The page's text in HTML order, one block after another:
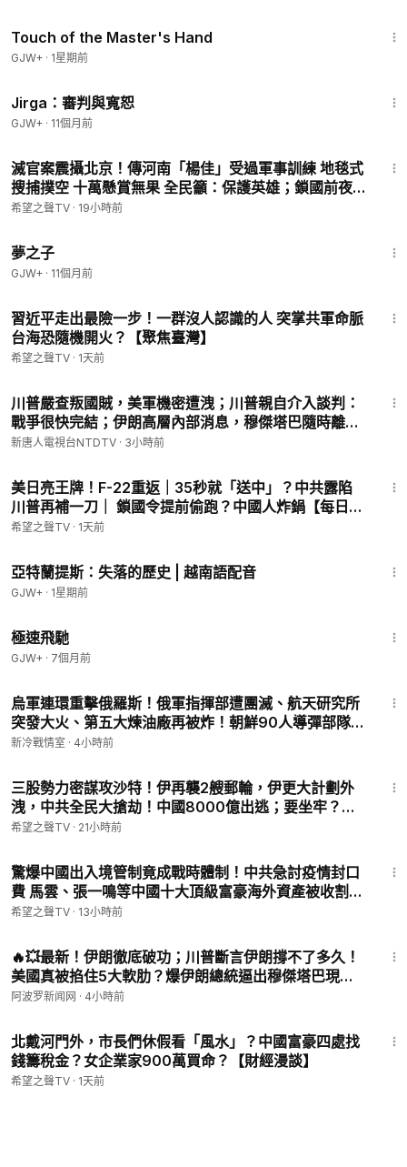
Touch of the Master's Hand
GJW+ · 1星期前
Jirga：審判與寬恕
GJW+ · 11個月前
滅官案震攝北京！傳河南「楊佳」受過軍事訓練 地毯式
搜捕撲空 十萬懸賞無果 全民籲：保護英雄；鎖國前夜大
震盪！驚傳港200高官被拿下 200人逃亡【全球視野】
希望之聲TV · 19小時前
夢之子
GJW+ · 11個月前
習近平走出最險一步！一群沒人認識的人 突掌共軍命脈
台海恐隨機開火？【聚焦臺灣】
希望之聲TV · 1天前
川普嚴查叛國賊，美軍機密遭洩；川普親自介入談判：
戰爭很快完結；伊朗高層內部消息，穆傑塔巴隨時離
世；赴美生子路斷；中製路由器後門，每35秒「送中」
新唐人電視台NTDTV · 3小時前
美日亮王牌！F-22重返｜35秒就「送中」？中共露陷
川普再補一刀｜ 鎖國令提前偷跑？中國人炸鍋【每日頭
條】
希望之聲TV · 1天前
亞特蘭提斯：失落的歷史 | 越南語配音
GJW+ · 1星期前
極速飛馳
GJW+ · 7個月前
烏軍連環重擊俄羅斯！俄軍指揮部遭團滅、航天研究所
突發大火、第五大煉油廠再被炸！朝鮮90人導彈部隊傳
赴俄，莫斯科市長警告：戰時經濟將「扼殺俄羅斯」！
新冷戰情室 · 4小時前
三股勢力密謀攻沙特！伊再襲2艘郵輪，伊更大計劃外
洩，中共全民大搶劫！中國8000億出逃；要坐牢？福
西真慌了；川普發重磅政府令！誰敢來美生寶兒【北美
希望之聲TV · 21小時前
驚爆中國出入境管制竟成戰時體制！中共急討疫情封口
費 馬雲、張一鳴等中國十大頂級富豪海外資產被收割
【新聞速遞】
希望之聲TV · 13小時前
🔥💥最新！伊朗徹底破功；川普斷言伊朗撐不了多久！
美國真被掐住5大軟肋？爆伊朗總統逼出穆傑塔巴現
身；三國各開一個價！伊朗這次能成嗎？【#熱點直擊 #
阿波罗新闻网 · 4小時前
北戴河門外，市長們休假看「風水」？中國富豪四處找
錢籌稅金？女企業家900萬買命？【財經漫談】
希望之聲TV · 1天前